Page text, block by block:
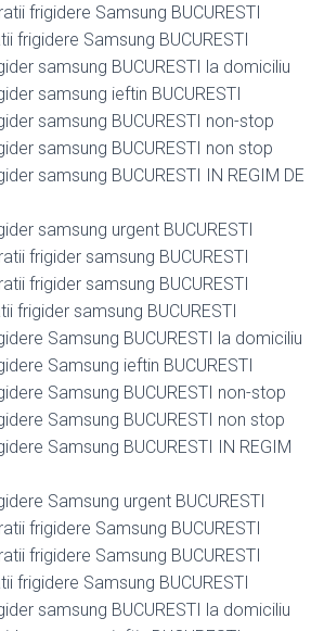
frigidere Samsung BUCURESTI
frigidere Samsung BUCURESTI
samsung BUCURESTI la domiciliu
samsung ieftin BUCURESTI
samsung BUCURESTI non-stop
samsung BUCURESTI non stop
samsung BUCURESTI IN REGIM DE
samsung urgent BUCURESTI
frigider samsung BUCURESTI
frigider samsung BUCURESTI
frigider samsung BUCURESTI
Samsung BUCURESTI la domiciliu
Samsung ieftin BUCURESTI
Samsung BUCURESTI non-stop
Samsung BUCURESTI non stop
Samsung BUCURESTI IN REGIM
Samsung urgent BUCURESTI
frigidere Samsung BUCURESTI
frigidere Samsung BUCURESTI
frigidere Samsung BUCURESTI
samsung BUCURESTI la domiciliu